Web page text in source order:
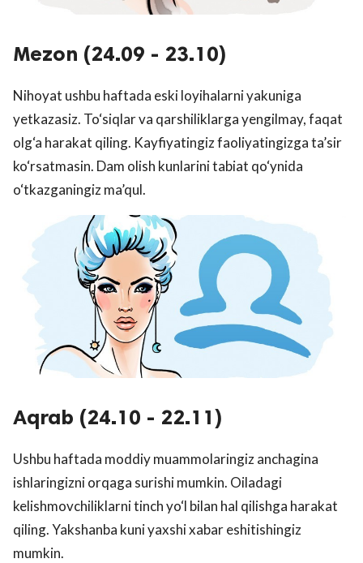
Mezon (24.09 - 23.10)
Nihoyat ushbu haftada eski loyihalarni yakuniga
yetkazasiz. To‘siqlar va qarshiliklarga yengilmay, faqat
olg‘a harakat qiling. Kayfiyatingiz faoliyatingizga ta’sir
ko‘rsatmasin. Dam olish kunlarini tabiat qo‘ynida
o‘tkazganingiz ma’qul.
Aqrab (24.10 - 22.11)
Ushbu haftada moddiy muammolaringiz anchagina
ishlaringizni orqaga surishi mumkin. Oiladagi
kelishmovchiliklarni tinch yo‘l bilan hal qilishga harakat
qiling. Yakshanba kuni yaxshi xabar eshitishingiz
mumkin.